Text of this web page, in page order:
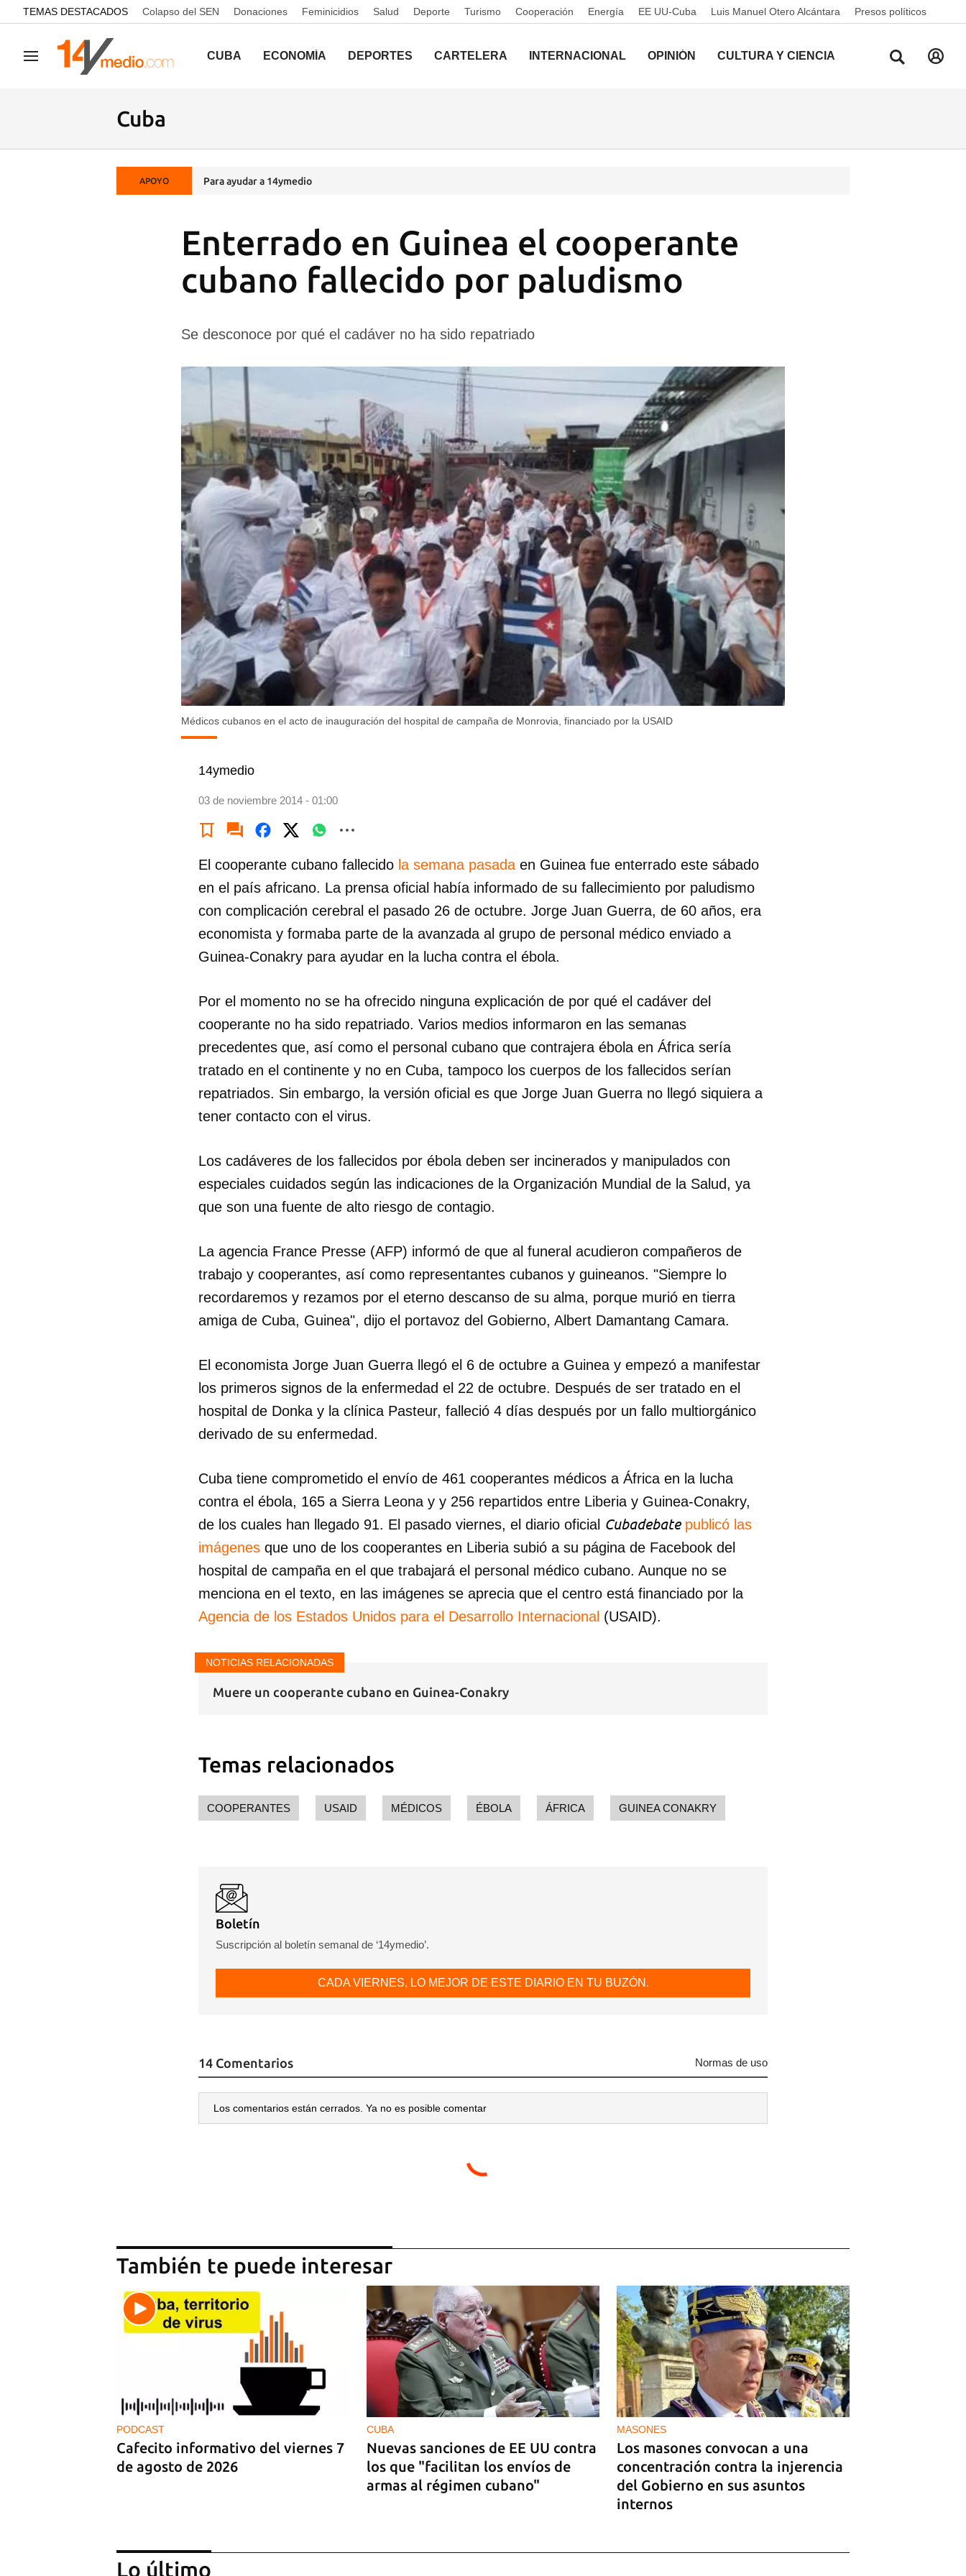
common.go-to-content
TEMAS DESTACADOS Colapso del SEN Donaciones Feminicidios Salud Deporte Turismo Cooperación Energía EE UU-Cuba Luis Manuel Otero Alcántara Presos políticos
Navegación CUBA ECONOMÍA DEPORTES CARTELERA INTERNACIONAL OPINIÓN CULTURA Y CIENCIA
Cuba
APOYO Para ayudar a 14ymedio
Enterrado en Guinea el cooperante
cubano fallecido por paludismo
Se desconoce por qué el cadáver no ha sido repatriado
Médicos cubanos en el acto de inauguración del hospital de campaña de Monrovia, financiado por la USAID
14ymedio
03 de noviembre 2014 - 01:00
Guardar como favorito
Para poder guardar como favorito, primero has de iniciar sesión con tu
cuenta de 14ymedio.
INICIAR SESIÓN CANCELAR
El cooperante cubano fallecido la semana pasada en Guinea fue enterrado este sábado
en el país africano. La prensa oficial había informado de su fallecimiento por paludismo
con complicación cerebral el pasado 26 de octubre. Jorge Juan Guerra, de 60 años, era
economista y formaba parte de la avanzada al grupo de personal médico enviado a
Guinea-Conakry para ayudar en la lucha contra el ébola.
Por el momento no se ha ofrecido ninguna explicación de por qué el cadáver del
cooperante no ha sido repatriado. Varios medios informaron en las semanas
precedentes que, así como el personal cubano que contrajera ébola en África sería
tratado en el continente y no en Cuba, tampoco los cuerpos de los fallecidos serían
repatriados. Sin embargo, la versión oficial es que Jorge Juan Guerra no llegó siquiera a
tener contacto con el virus.
Los cadáveres de los fallecidos por ébola deben ser incinerados y manipulados con
especiales cuidados según las indicaciones de la Organización Mundial de la Salud, ya
que son una fuente de alto riesgo de contagio.
La agencia France Presse (AFP) informó de que al funeral acudieron compañeros de
trabajo y cooperantes, así como representantes cubanos y guineanos. "Siempre lo
recordaremos y rezamos por el eterno descanso de su alma, porque murió en tierra
amiga de Cuba, Guinea", dijo el portavoz del Gobierno, Albert Damantang Camara.
El economista Jorge Juan Guerra llegó el 6 de octubre a Guinea y empezó a manifestar
los primeros signos de la enfermedad el 22 de octubre. Después de ser tratado en el
hospital de Donka y la clínica Pasteur, falleció 4 días después por un fallo multiorgánico
derivado de su enfermedad.
Cuba tiene comprometido el envío de 461 cooperantes médicos a África en la lucha
contra el ébola, 165 a Sierra Leona y y 256 repartidos entre Liberia y Guinea-Conakry,
de los cuales han llegado 91. El pasado viernes, el diario oficial Cubadebate publicó las
imágenes que uno de los cooperantes en Liberia subió a su página de Facebook del
hospital de campaña en el que trabajará el personal médico cubano. Aunque no se
menciona en el texto, en las imágenes se aprecia que el centro está financiado por la
Agencia de los Estados Unidos para el Desarrollo Internacional (USAID).
NOTICIAS RELACIONADAS
Muere un cooperante cubano en Guinea-Conakry
Temas relacionados
COOPERANTES USAID MÉDICOS ÉBOLA ÁFRICA GUINEA CONAKRY
Boletín
Suscripción al boletín semanal de ‘14ymedio’.
CADA VIERNES, LO MEJOR DE ESTE DIARIO EN TU BUZÓN.
14 Comentarios Normas de uso
Los comentarios están cerrados. Ya no es posible comentar
También te puede interesar
PODCAST
Cafecito informativo del viernes 7
de agosto de 2026
CUBA
Nuevas sanciones de EE UU contra
los que "facilitan los envíos de
armas al régimen cubano"
MASONES
Los masones convocan a una
concentración contra la injerencia
del Gobierno en sus asuntos
internos
Lo último